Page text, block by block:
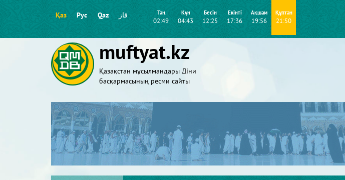
Қаз Рус Qaz قاز Таң
02:49
Күн
04:43
Бесін
12:25
Екінті
17:36
Ақшам
19:56
Құптан
21:50
muftyat.kz
Қазақстан мұсылмандары Діни
басқармасының ресми сайты